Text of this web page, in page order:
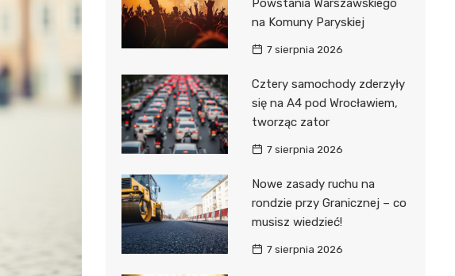
Powstania Warszawskiego
na Komuny Paryskiej
7 sierpnia 2026
Cztery samochody zderzyły
się na A4 pod Wrocławiem,
tworząc zator
7 sierpnia 2026
Nowe zasady ruchu na
rondzie przy Granicznej – co
musisz wiedzieć!
7 sierpnia 2026